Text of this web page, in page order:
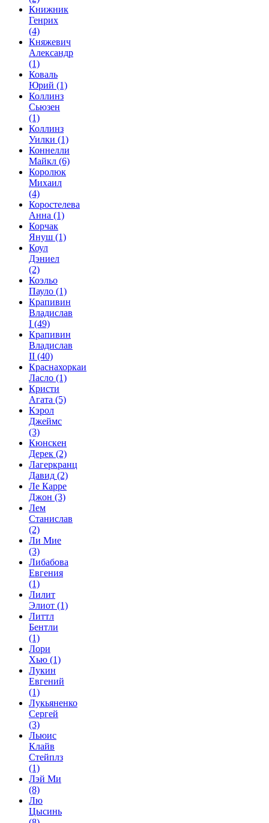
Книжник
Генрих
(4)
Княжевич
Александр
(1)
Коваль
Юрий (1)
Коллинз
Сьюзен
(1)
Коллинз
Уилки (1)
Коннелли
Майкл (6)
Королюк
Михаил
(4)
Коростелева
Анна (1)
Корчак
Януш (1)
Коул
Дэниел
(2)
Коэльо
Пауло (1)
Крапивин
Владислав
I (49)
Крапивин
Владислав
II (40)
Краснахоркаи
Ласло (1)
Кристи
Агата (5)
Кэрол
Джеймс
(3)
Кюнскен
Дерек (2)
Лагеркранц
Давид (2)
Ле Карре
Джон (3)
Лем
Станислав
(2)
Ли Мие
(3)
Либабова
Евгения
(1)
Лилит
Элиот (1)
Литтл
Бентли
(1)
Лори
Хью (1)
Лукин
Евгений
(1)
Лукьяненко
Сергей
(3)
Льюис
Клайв
Стейплз
(1)
Лэй Ми
(8)
Лю
Цысинь